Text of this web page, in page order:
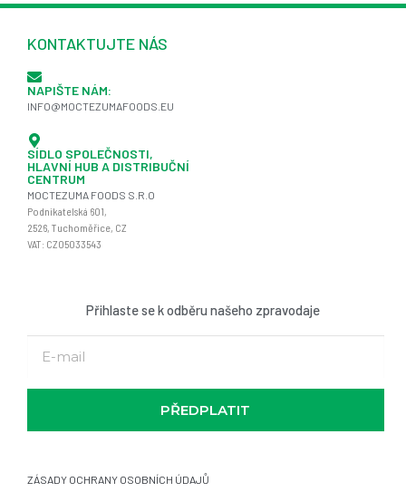
KONTAKTUJTE NÁS
NAPIŠTE NÁM:
INFO@MOCTEZUMAFOODS.EU
SÍDLO SPOLEČNOSTI,
HLAVNÍ HUB A DISTRIBUČNÍ
CENTRUM
MOCTEZUMA FOODS S.R.O
Podnikatelská 601,
2526, Tuchoměřice , CZ
VAT: CZ05033543
Přihlaste se k odběru našeho zpravodaje
PŘEDPLATIT
ZÁSADY OCHRANY OSOBNÍCH ÚDAJŮ